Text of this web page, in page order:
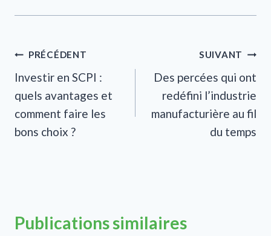
Navigation
de
l’article
PRÉCÉDENT
Investir en SCPI :
quels avantages et
comment faire les
bons choix ?
SUIVANT
Des percées qui ont
redéfini l’industrie
manufacturière au fil
du temps
Publications similaires